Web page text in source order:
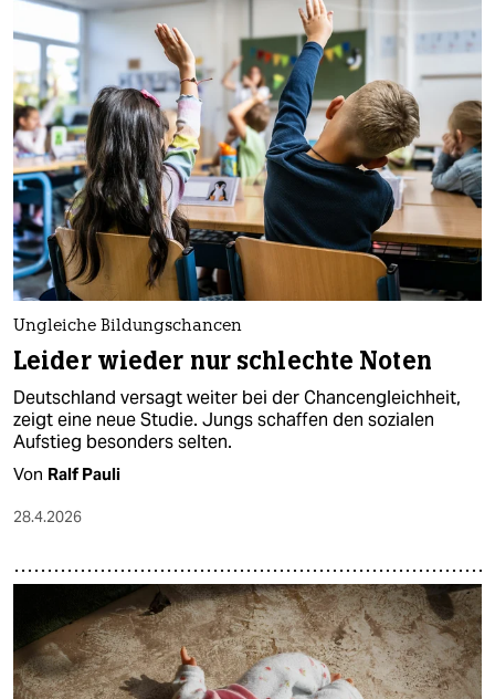
Ungleiche Bildungschancen
Leider wieder nur schlechte Noten
Deutschland versagt weiter bei der Chancengleichheit,
zeigt eine neue Studie. Jungs schaffen den sozialen
Aufstieg besonders selten.
Von Ralf Pauli
28.4.2026